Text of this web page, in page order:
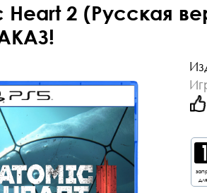
Heart 2 (Русская